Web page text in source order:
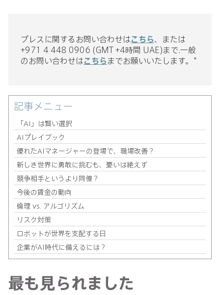
プレスに関するお問い合わせはこちら、または
+971 4 448 0906 (GMT +4時間 UAE)まで.一般
のお問い合わせはこちらまでお願いいたします。"
記事メニュー
「AI」は賢い選択
AIプレイブック
優れたAIマネージャーの登場で、職場改善？
新しき世界に勇敢に挑むも、憂いは絶えず
競争相手というより同僚？
今後の賃金の動向
倫理 vs. アルゴリズム
リスク対策
ロボットが世界を支配する日
企業がAI時代に備えるには？
最も見られました